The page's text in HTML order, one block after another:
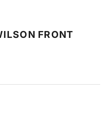
FRONT